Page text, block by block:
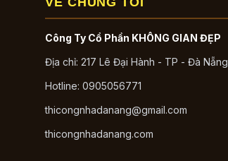
Công Ty Cổ Phần KHÔNG GIAN ĐẸP
Địa chỉ: 217 Lê Đại Hành - TP - Đà Nẵng
Hotline: 0905056771
thicongnhadanang@gmail.com
thicongnhadanang.com